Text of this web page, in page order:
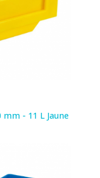
mm - 11 L Jaune